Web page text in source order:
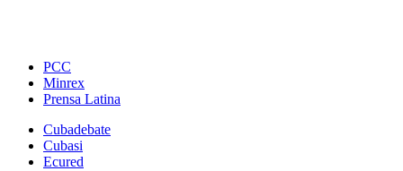
PCC
Minrex
Prensa Latina
Cubadebate
Cubasi
Ecured